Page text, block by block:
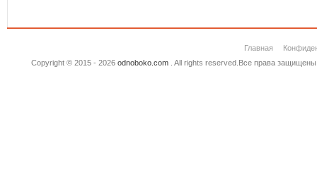
Главная
Copyright © 2015 - 2026 odnoboko.com. All rights reserved.Все права защищены.